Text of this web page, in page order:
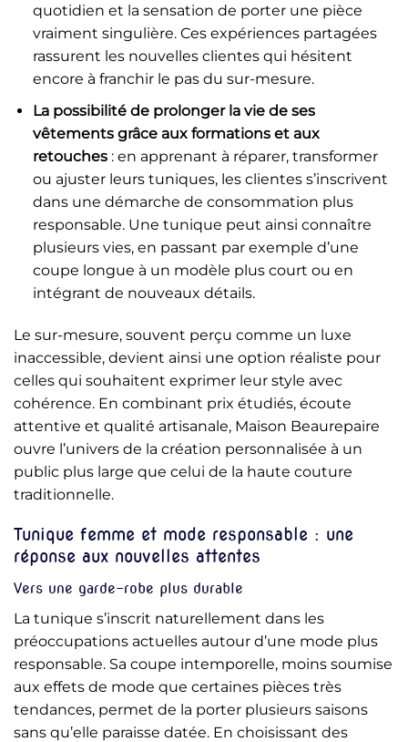
quotidien et la sensation de porter une pièce
vraiment singulière. Ces expériences partagées
rassurent les nouvelles clientes qui hésitent
encore à franchir le pas du sur-mesure.
La possibilité de prolonger la vie de ses
vêtements grâce aux formations et aux
retouches: en apprenant à réparer, transformer
ou ajuster leurs tuniques, les clientes s’inscrivent
dans une démarche de consommation plus
responsable. Une tunique peut ainsi connaître
plusieurs vies, en passant par exemple d’une
coupe longue à un modèle plus court ou en
intégrant de nouveaux détails.
Le sur-mesure, souvent perçu comme un luxe
inaccessible, devient ainsi une option réaliste pour
celles qui souhaitent exprimer leur style avec
cohérence. En combinant prix étudiés, écoute
attentive et qualité artisanale, Maison Beaurepaire
ouvre l’univers de la création personnalisée à un
public plus large que celui de la haute couture
traditionnelle.
Tunique femme et mode responsable : une
réponse aux nouvelles attentes
Vers une garde-robe plus durable
La tunique s’inscrit naturellement dans les
préoccupations actuelles autour d’une mode plus
responsable. Sa coupe intemporelle, moins soumise
aux effets de mode que certaines pièces très
tendances, permet de la porter plusieurs saisons
sans qu’elle paraisse datée. En choisissant des